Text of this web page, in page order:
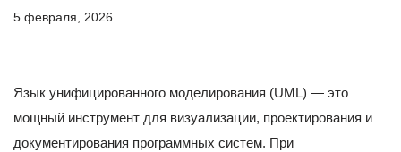
5 февраля, 2026
Язык унифицированного моделирования (UML) — это
мощный инструмент для визуализации, проектирования и
документирования программных систем. При